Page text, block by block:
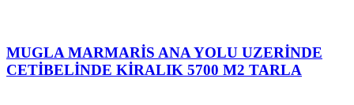
MUGLA MARMARIS ANA YOLU UZERINDE
CETIBELINDE KIRALIK 5700 M2 TARLA